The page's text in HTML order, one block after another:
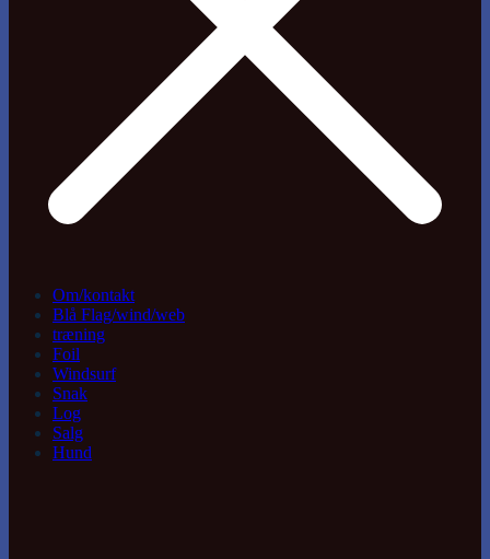
Om/kontakt
Blå Flag/wind/web
træning
Foil
Windsurf
Snak
Log
Salg
Hund